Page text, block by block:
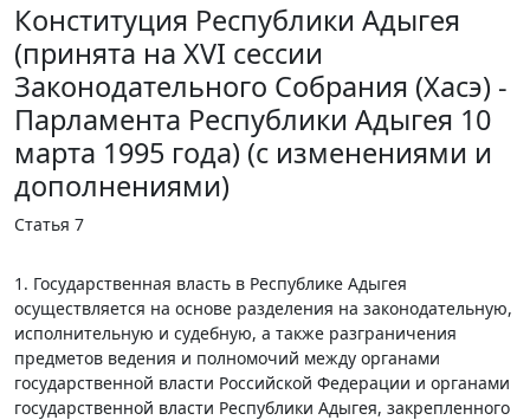
Конституция Республики Адыгея
(принята на XVI сессии
Законодательного Собрания (Хасэ) -
Парламента Республики Адыгея 10
марта 1995 года) (с изменениями и
дополнениями)
Статья 7
1. Государственная власть в Республике Адыгея
осуществляется на основе разделения на законодательную,
исполнительную и судебную, а также разграничения
предметов ведения и полномочий между органами
государственной власти Российской Федерации и органами
государственной власти Республики Адыгея, закрепленного